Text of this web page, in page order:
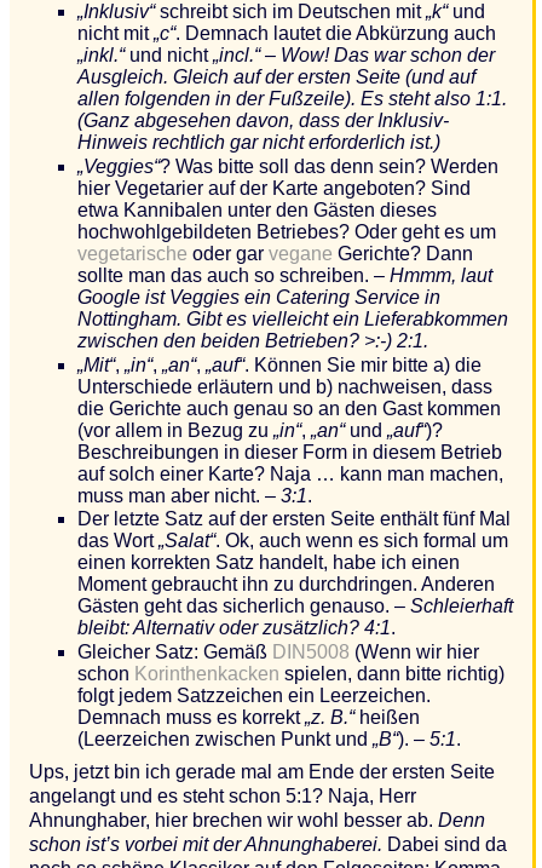
„Inklusiv“schreibt sich im Deutschen mit„k“und
nicht mit„c“. Demnach lautet die Abkürzung auch
„inkl.“und nicht„incl.“– Wow! Das war schon der
Ausgleich. Gleich auf der ersten Seite (und auf
allen folgenden in der Fußzeile). Es steht also 1:1.
(Ganz abgesehen davon, dass der Inklusiv-
Hinweis rechtlich gar nicht erforderlich ist.)
„Veggies“? Was bitte soll das denn sein? Werden
hier Vegetarier auf der Karte angeboten? Sind
etwa Kannibalen unter den Gästen dieses
hochwohlgebildeten Betriebes? Oder geht es um
vegetarische oder gar vegane Gerichte? Dann
sollte man das auch so schreiben. – Hmmm, laut
Google ist Veggies ein Catering Service in
Nottingham. Gibt es vielleicht ein Lieferabkommen
zwischen den beiden Betrieben? >:-) 2:1.
„Mit“, „in“, „an“, „auf“. Können Sie mir bitte a) die
Unterschiede erläutern und b) nachweisen, dass
die Gerichte auch genau so an den Gast kommen
(vor allem in Bezug zu „in“, „an“und „auf“)?
Beschreibungen in dieser Form in diesem Betrieb
auf solch einer Karte? Naja … kann man machen,
muss man aber nicht. – 3:1.
Der letzte Satz auf der ersten Seite enthält fünf Mal
das Wort„Salat“. Ok, auch wenn es sich formal um
einen korrekten Satz handelt, habe ich einen
Moment gebraucht ihn zu durchdringen. Anderen
Gästen geht das sicherlich genauso. – Schleierhaft
bleibt: Alternativ oder zusätzlich? 4:1.
Gleicher Satz: Gemäß DIN5008 (Wenn wir hier
schon Korinthenkacken spielen, dann bitte richtig)
folgt jedem Satzzeichen ein Leerzeichen.
Demnach muss es korrekt„z. B.“heißen
(Leerzeichen zwischen Punkt und „B“). – 5:1.
Ups, jetzt bin ich gerade mal am Ende der ersten Seite
angelangt und es steht schon 5:1? Naja, Herr
Ahnunghaber, hier brechen wir wohl besser ab. Denn
schon ist’s vorbei mit der Ahnunghaberei. Dabei sind da